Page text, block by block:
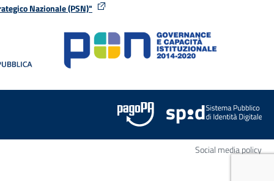
Nazionale (PSN)"
stessa finestra
Social media policy